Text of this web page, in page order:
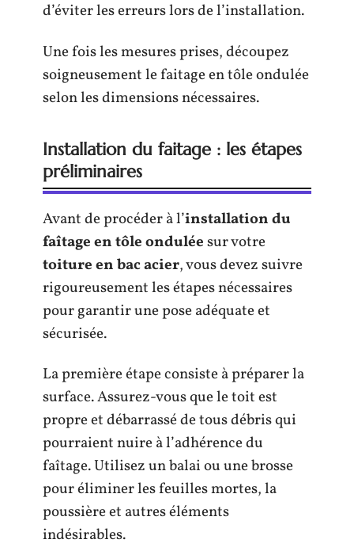
d’éviter les erreurs lors de l’installation.
Une fois les mesures prises, découpez
soigneusement le faitage en tôle ondulée
selon les dimensions nécessaires.
Installation du faitage : les étapes
préliminaires
Avant de procéder à l’installation du
faîtage en tôle onduléesur votre
toiture en bac acier, vous devez suivre
rigoureusement les étapes nécessaires
pour garantir une pose adéquate et
sécurisée.
La première étape consiste à préparer la
surface. Assurez-vous que le toit est
propre et débarrassé de tous débris qui
pourraient nuire à l’adhérence du
faîtage. Utilisez un balai ou une brosse
pour éliminer les feuilles mortes, la
poussière et autres éléments
indésirables.